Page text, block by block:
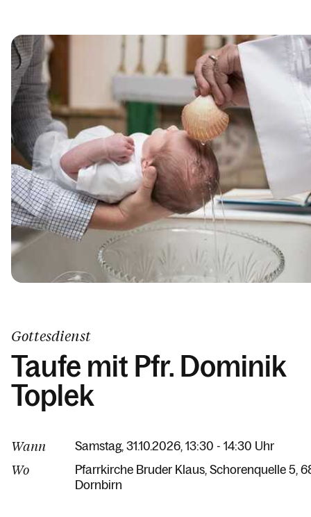
Gottesdienst
Taufe mit Pfr. Dominik
Toplek
Wann Samstag, 31.10.2026, 13:30 - 14:30 Uhr
Wo Pfarrkirche Bruder Klaus Schorenquelle 5
Dornbirn